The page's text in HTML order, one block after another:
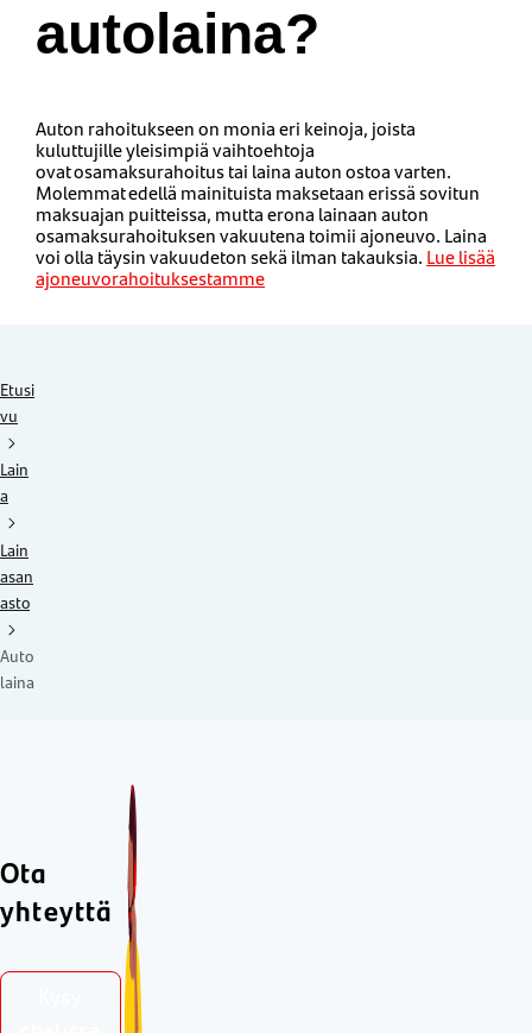
autolaina?
Auton rahoitukseen on monia eri keinoja, joista
kuluttujille yleisimpiä vaihtoehtoja
ovat osamaksurahoitus tai laina auton ostoa varten.
Molemmat edellä mainituista maksetaan erissä sovitun
maksuajan puitteissa, mutta erona lainaan auton
osamaksurahoituksen vakuutena toimii ajoneuvo. Laina
voi olla täysin vakuudeton sekä ilman takauksia. Lue lisää
ajoneuvorahoituksestamme
Etusi
vu
Lain
a
Lain
asan
asto
Auto
laina
Ota
yhteyttä